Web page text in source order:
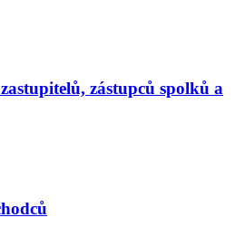
zástupců spolků a